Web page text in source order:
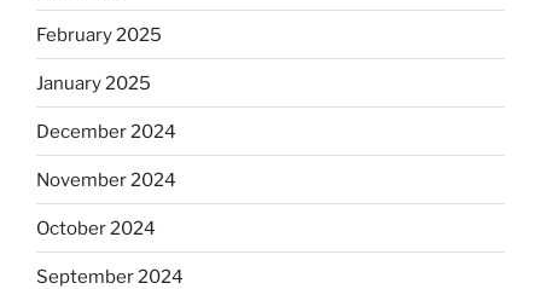
February 2025
January 2025
December 2024
November 2024
October 2024
September 2024